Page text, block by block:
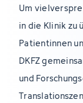
Um
in die Klinik zu
Patientinnen
DKFZ
und